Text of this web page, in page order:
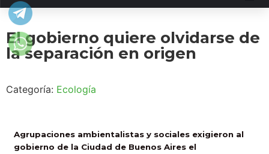
El gobierno quiere olvidarse de
la separación en origen
Categoría: Ecología
Agrupaciones ambientalistas y sociales exigieron al
gobierno de la Ciudad de Buenos Aires el